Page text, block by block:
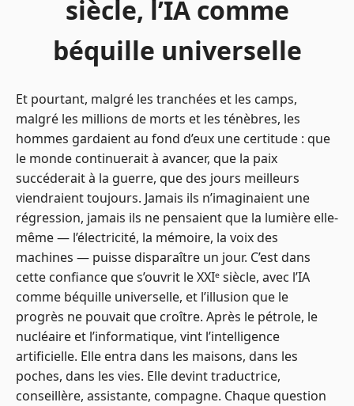
siècle, l’IA comme
béquille universelle
Et pourtant, malgré les tranchées et les camps,
malgré les millions de morts et les ténèbres, les
hommes gardaient au fond d’eux une certitude : que
le monde continuerait à avancer, que la paix
succéderait à la guerre, que des jours meilleurs
viendraient toujours. Jamais ils n’imaginaient une
régression, jamais ils ne pensaient que la lumière elle-
même — l’électricité, la mémoire, la voix des
machines — puisse disparaître un jour. C’est dans
cette confiance que s’ouvrit le XXIᵉ siècle, avec l’IA
comme béquille universelle, et l’illusion que le
progrès ne pouvait que croître. Après le pétrole, le
nucléaire et l’informatique, vint l’intelligence
artificielle. Elle entra dans les maisons, dans les
poches, dans les vies. Elle devint traductrice,
conseillère, assistante, compagne. Chaque question